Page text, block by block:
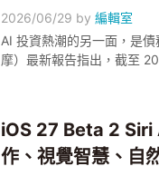
2026/06/29 by編輯室
AI 投資熱潮的另一面，是
摩）最新報告指出，截至
也點出台灣供應鏈正在面
等於整條供應鏈在為美國 AI
廠雖然訂單滿手，現金流壓
iOS 27 Beta 2 Siri
作、視覺智慧、自